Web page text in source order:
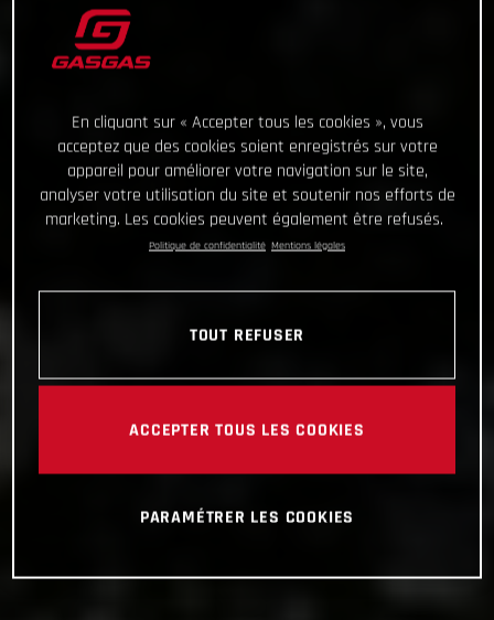
En cliquant sur « Accepter tous les cookies », vous
acceptez que des cookies soient enregistrés sur votre
appareil pour améliorer votre navigation sur le site,
analyser votre utilisation du site et soutenir nos efforts de
marketing. Les cookies peuvent également être refusés.
Politique de confidentialité Mentions légales
TOUT REFUSER
ACCEPTER TOUS LES COOKIES
PARAMÉTRER LES COOKIES